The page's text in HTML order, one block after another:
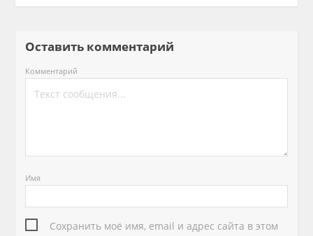
Оставить комментарий
Комментарий
Имя
Сохранить моё имя, email и адрес сайта в этом